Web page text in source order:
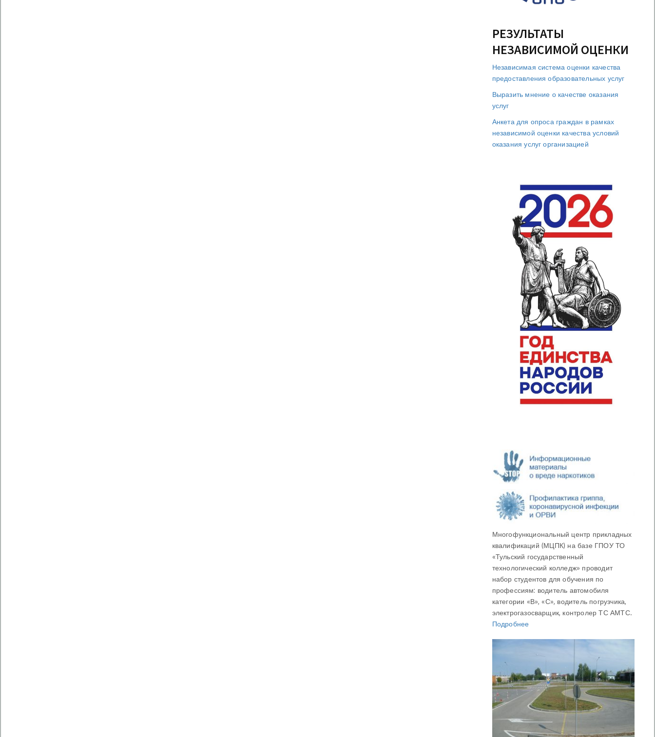
РЕЗУЛЬТАТЫ
НЕЗАВИСИМОЙ ОЦЕНКИ
Независимая система оценки качества
предоставления образовательных услуг
Выразить мнение о качестве оказания
услуг
Анкета для опроса граждан в рамках
независимой оценки качества условий
оказания услуг организацией
Многофункциональный центр прикладных
квалификаций (МЦПК) на базе ГПОУ ТО
«Тульский государственный
технологический колледж» проводит
набор студентов для обучения по
профессиям: водитель автомобиля
категории «В», «С», водитель погрузчика,
электрогазосварщик, контролер ТС АМТС.
Подробнее